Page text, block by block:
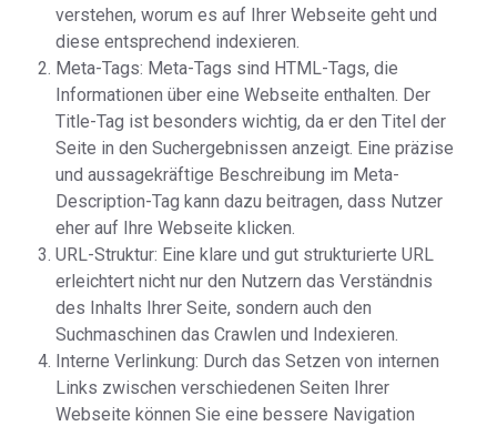
verstehen, worum es auf Ihrer Webseite geht und
diese entsprechend indexieren.
Meta-Tags: Meta-Tags sind HTML-Tags, die
Informationen über eine Webseite enthalten. Der
Title-Tag ist besonders wichtig, da er den Titel der
Seite in den Suchergebnissen anzeigt. Eine präzise
und aussagekräftige Beschreibung im Meta-
Description-Tag kann dazu beitragen, dass Nutzer
eher auf Ihre Webseite klicken.
URL-Struktur: Eine klare und gut strukturierte URL
erleichtert nicht nur den Nutzern das Verständnis
des Inhalts Ihrer Seite, sondern auch den
Suchmaschinen das Crawlen und Indexieren.
Interne Verlinkung: Durch das Setzen von internen
Links zwischen verschiedenen Seiten Ihrer
Webseite können Sie eine bessere Navigation